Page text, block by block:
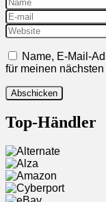
Name, E-Mail-
für meinen
Top-Händler